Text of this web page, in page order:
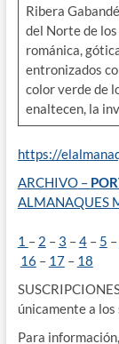
Ribera
del Norte de
románica,
entronizados
color verde de
enaltecen, la
https://
ARCHIVO–
ALMANAQUES
1 – 2 – 3 –4– 5 –
16 – 17– 18
únicamente a
Para